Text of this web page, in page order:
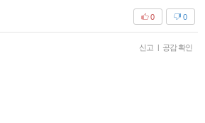
0
0
신고 | 공감 확인